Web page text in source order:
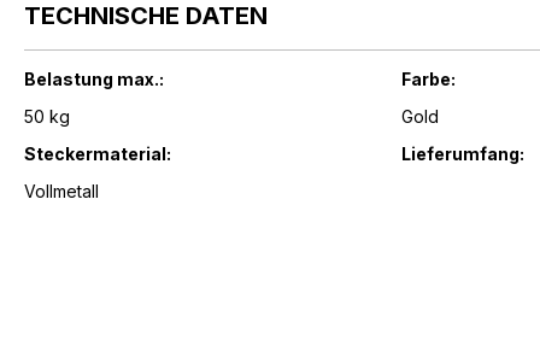
TECHNISCHE DATEN
Belastung max.:
50 kg
Steckermaterial:
Vollmetall
Farbe:
Gold
Lieferumfang: